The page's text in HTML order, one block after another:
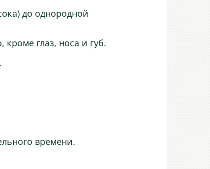
до однородной
глаз, носа и губ.
времени.